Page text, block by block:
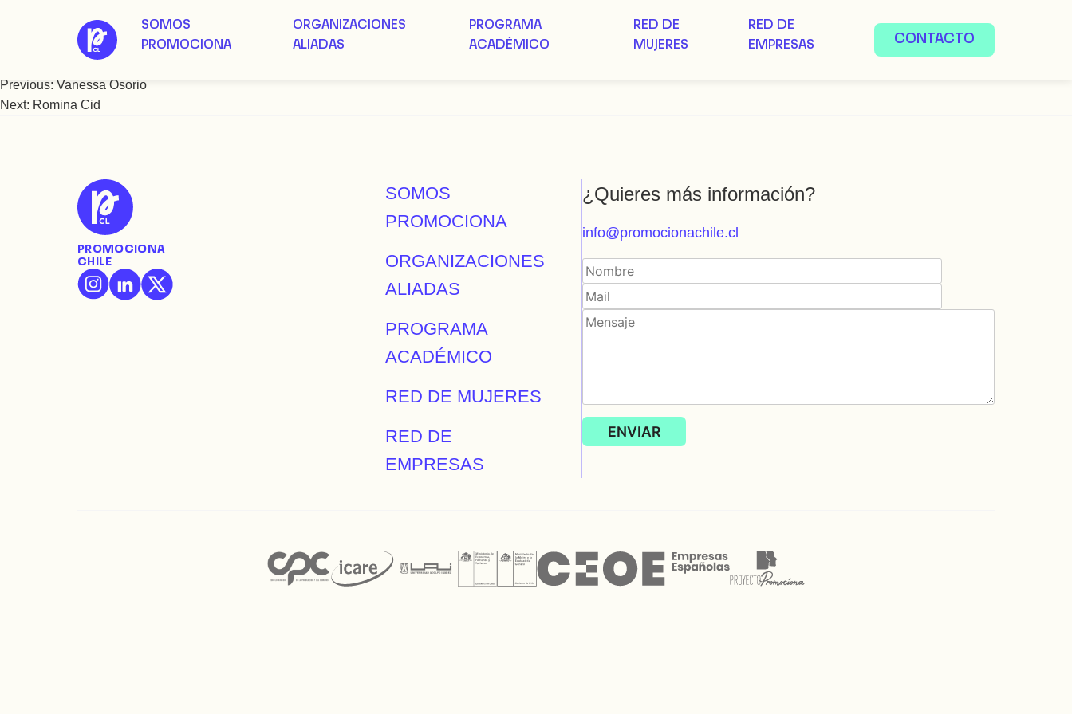
SOMOS
PROMOCIONA
ORGANIZACIONES
ALIADAS
PROGRAMA
ACADÉMICO
RED DE
MUJERES
RED DE
EMPRESAS
CONTACTO
Romina Varas
Navegación
Previous: Vanessa Osorio
Next: Romina Cid
PROMOCIONA
CHILE
SOMOS
PROMOCIONA
ORGANIZACIONES
ALIADAS
PROGRAMA
ACADÉMICO
RED DE MUJERES
RED DE
EMPRESAS
¿Quieres más información?
info@promocionachile.cl